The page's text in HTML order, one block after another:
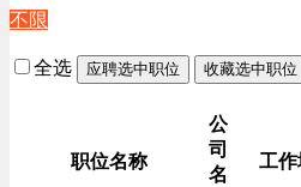
高级管理类
电子/电器/半导体类
电力电气/能源/自动化
程序/语言开发类
不限
全选 应聘选中职位 收藏选中职位
职位名称
公
司
名
工作